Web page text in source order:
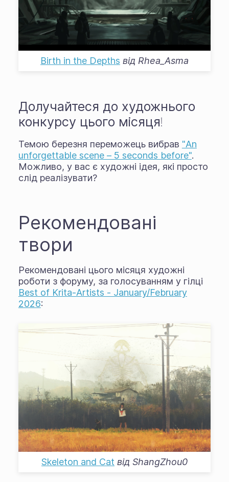
Birth in the Depths від Rhea_Asma
Долучайтеся до художнього
конкурсу цього місяця!
Темою березня переможець вибрав "An
unforgettable scene – 5 seconds before".
Можливо, у вас є художні ідея, які просто
слід реалізувати?
Рекомендовані
твори
Рекомендовані цього місяця художні
роботи з форуму, за голосуванням у гілці
Best of Krita-Artists - January/February
2026:
Skeleton and Cat від ShangZhou0